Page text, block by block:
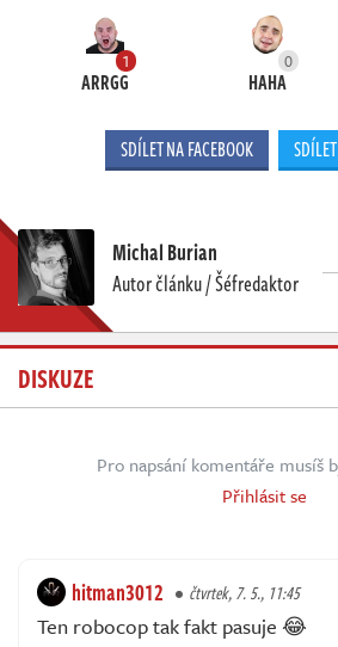
1
ARRGG
0
HAHA
SDÍLET NA FACEBOOK
Michal Burian
Autor článku / Šéfredaktor
DISKUZE
Pro napsání komentáře musíš
Přihlásit se
hitman3012 čtvrtek, 7. 5., 11:45
Ten robocop tak fakt pasuje 😂